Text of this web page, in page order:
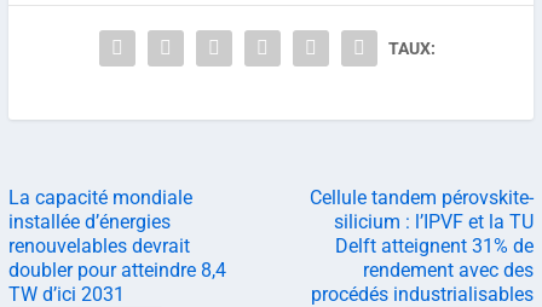
TAUX:
La capacité mondiale
installée d’énergies
renouvelables devrait
doubler pour atteindre 8,4
TW d’ici 2031
Cellule tandem pérovskite-
silicium : l’IPVF et la TU
Delft atteignent 31% de
rendement avec des
procédés industrialisables